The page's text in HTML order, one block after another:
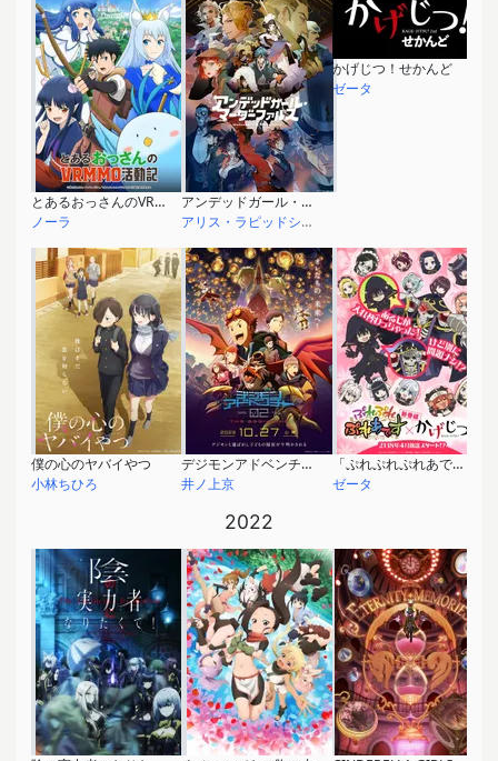
とあるおっさんのVRMMO活動記
ノーラ
アンデッドガール・マーダーファルス
アリス・ラピッドショット
かげじつ！せかんど
ゼータ
僕の心のヤバイやつ
小林ちひろ
デジモンアドベンチャー02 THE BEGINNING
井ノ上京
「ぷれぷれぷれあです」×「かげじつ！」 コラボアニメ
ゼータ
2022